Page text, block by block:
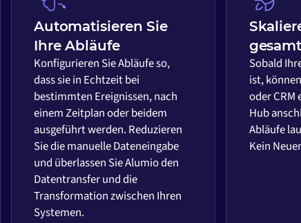
Automatisieren Sie
Ihre Abläufe
Konfigurieren Sie Abläufe so,
dass sie in Echtzeit bei
bestimmten Ereignissen, nach
einem Zeitplan oder beidem
ausgeführt werden. Reduzieren
Sie die manuelle Dateneingabe
und überlassen Sie Alumio den
Datentransfer und die
Transformation zwischen Ihren
Systemen.
Sobald
ist,
oder CRM
Hub
Abläufe
Kein